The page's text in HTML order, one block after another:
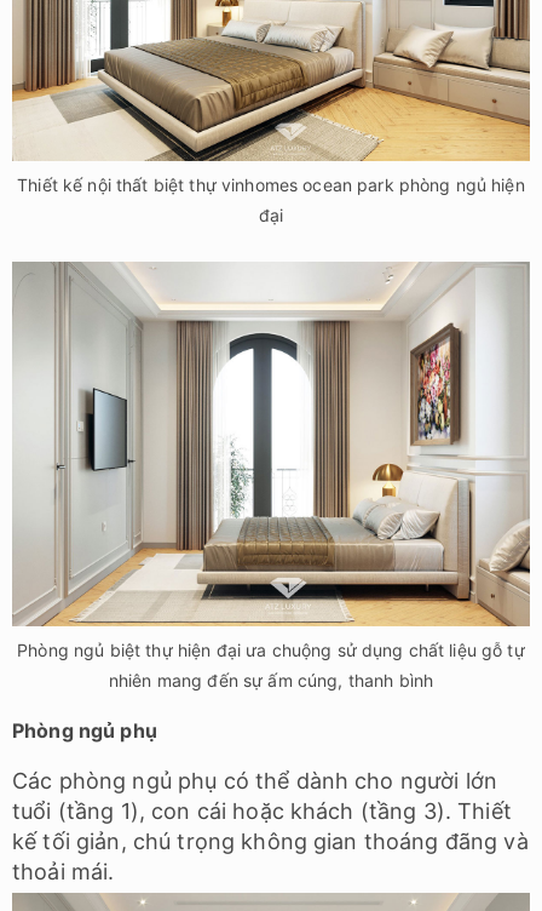
Thiết kế nội thất biệt thự vinhomes ocean park phòng ngủ hiện
đại
Phòng ngủ biệt thự hiện đại ưa chuộng sử dụng chất liệu gỗ tự
nhiên mang đến sự ấm cúng, thanh bình
Phòng ngủ phụ
Các phòng ngủ phụ có thể dành cho người lớn
tuổi (tầng 1), con cái hoặc khách (tầng 3). Thiết
kế tối giản, chú trọng không gian thoáng đãng và
thoải mái.